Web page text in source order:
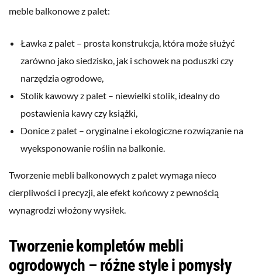
meble balkonowe z palet:
Ławka z palet – prosta konstrukcja, która może służyć
zarówno jako siedzisko, jak i schowek na poduszki czy
narzędzia ogrodowe,
Stolik kawowy z palet – niewielki stolik, idealny do
postawienia kawy czy książki,
Donice z palet – oryginalne i ekologiczne rozwiązanie na
wyeksponowanie roślin na balkonie.
Tworzenie mebli balkonowych z palet wymaga nieco
cierpliwości i precyzji, ale efekt końcowy z pewnością
wynagrodzi włożony wysiłek.
Tworzenie kompletów mebli
ogrodowych – różne style i pomysły